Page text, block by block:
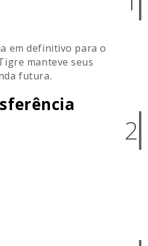
em definitivo para o
manteve seus
futura.
2